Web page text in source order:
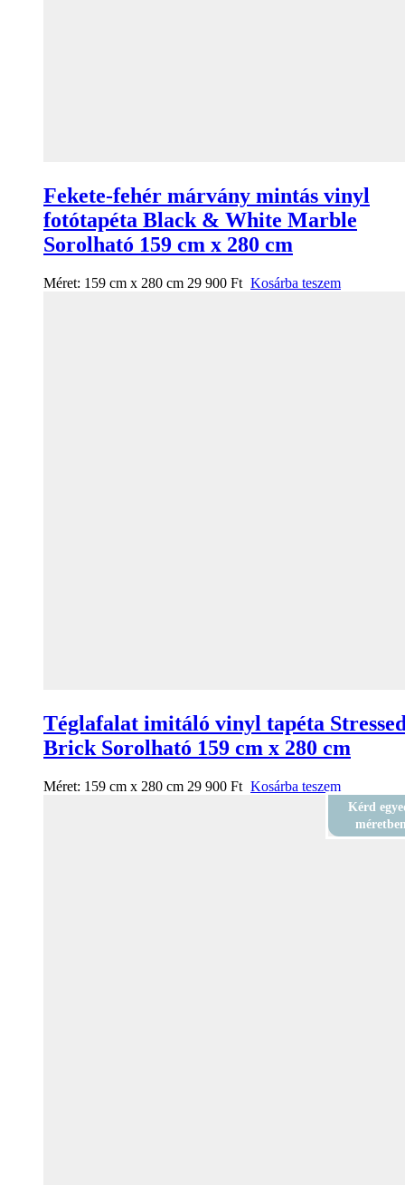
Fekete-fehér márvány mintás vinyl
fotótapéta Black & White Marble
Sorolható 159 cm x 280 cm
Méret: 159 cm x 280 cm 29 900 Ft Kosárba teszem
Téglafalat imitáló vinyl tapéta
Brick Sorolható 159 cm x 280 cm
Méret: 159 cm x 280 cm 29 900 Ft Kosárba teszem
Kérd